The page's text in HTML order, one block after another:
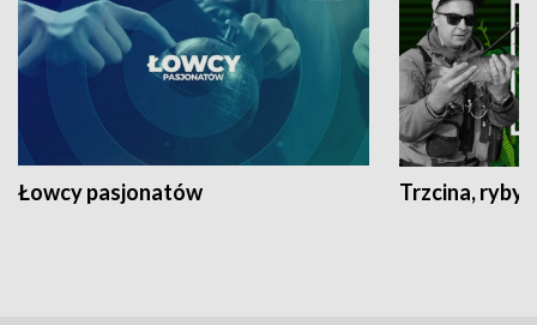
Łowcy pasjonatów Trzcina, ryby